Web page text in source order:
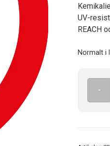
UV-
REACH
Normalt i
-
25mm